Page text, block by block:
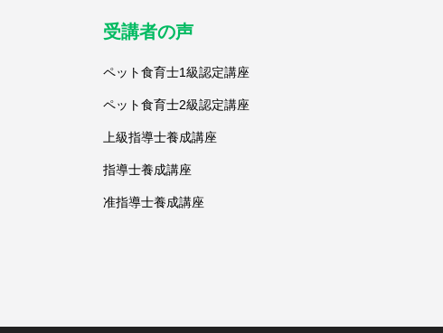
受講者の声
ペット食育士1級認定講座
ペット食育士2級認定講座
上級指導士養成講座
指導士養成講座
准指導士養成講座